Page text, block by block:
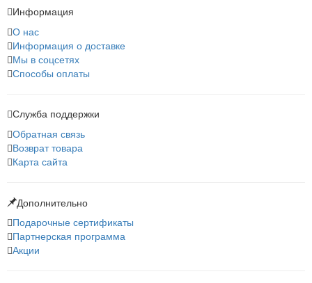
Информация
О нас
Информация о доставке
Мы в соцсетях
Способы оплаты
Служба поддержки
Обратная связь
Возврат товара
Карта сайта
Дополнительно
Подарочные сертификаты
Партнерская программа
Акции